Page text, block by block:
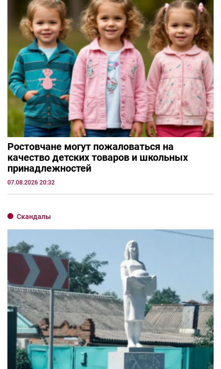
Ростовчане могут пожаловаться на
качество детских товаров и школьных
принадлежностей
07.08.2026 20:32
Скандалы